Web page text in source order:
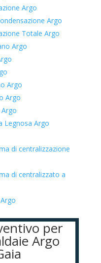
Argo
Argo
Totale Argo
Argo
Argo
Argo
Legnosa Argo
di centralizzazione
di centralizzato a
per
Argo